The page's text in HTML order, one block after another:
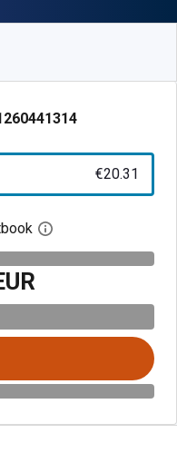
€20.31
Abre el cuadro de